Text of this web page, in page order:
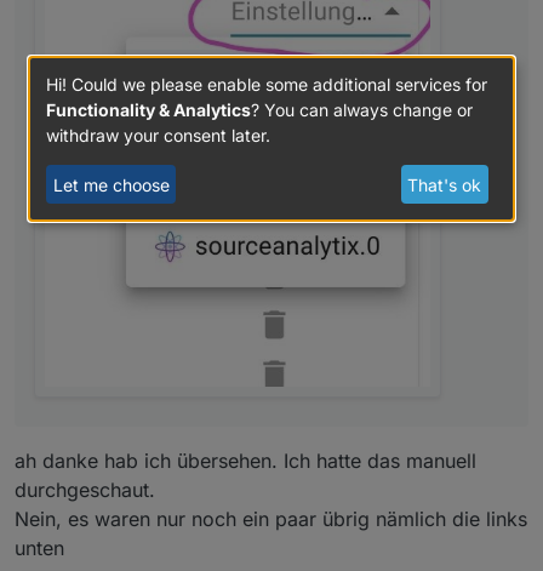
ah danke hab ich übersehen. Ich hatte das manuell
durchgeschaut.
Nein, es waren nur noch ein paar übrig nämlich die links
unten
Hi! Could we please enable some additional services for
Functionality & Analytics? You can always change or
withdraw your consent later.
Let me choose That's ok